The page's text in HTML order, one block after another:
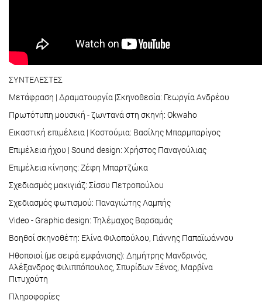
ΣΥΝΤΕΛΕΣΤΕΣ
Μετάφραση | Δραματουργία |Σκηνοθεσία: Γεωργία Ανδρέου
Πρωτότυπη μουσική - ζωντανά στη σκηνή: Okwaho
Εικαστική επιμέλεια | Κοστούμια: Βασίλης Μπαρμπαρίγος
Επιμέλεια ήχου | Sound design: Χρήστος Παναγούλιας
Επιμέλεια κίνησης: Ζέφη Μπαρτζώκα
Σχεδιασμός μακιγιάζ: Σίσσυ Πετροπούλου
Σχεδιασμός φωτισμού: Παναγιώτης Λαμπής
Video - Graphic design: Τηλέμαχος Βαρσαμάς
Βοηθοί σκηνοθέτη: Ελίνα Φιλοπούλου, Γιάννης Παπαϊωάννου
Ηθοποιοί (με σειρά εμφάνισης): Δημήτρης Μανδρινός,
Αλέξανδρος Φιλιππόπουλος, Σπυρίδων Ξένος, Μαρβίνα
Πιτυχούτη
Πληροφορίες